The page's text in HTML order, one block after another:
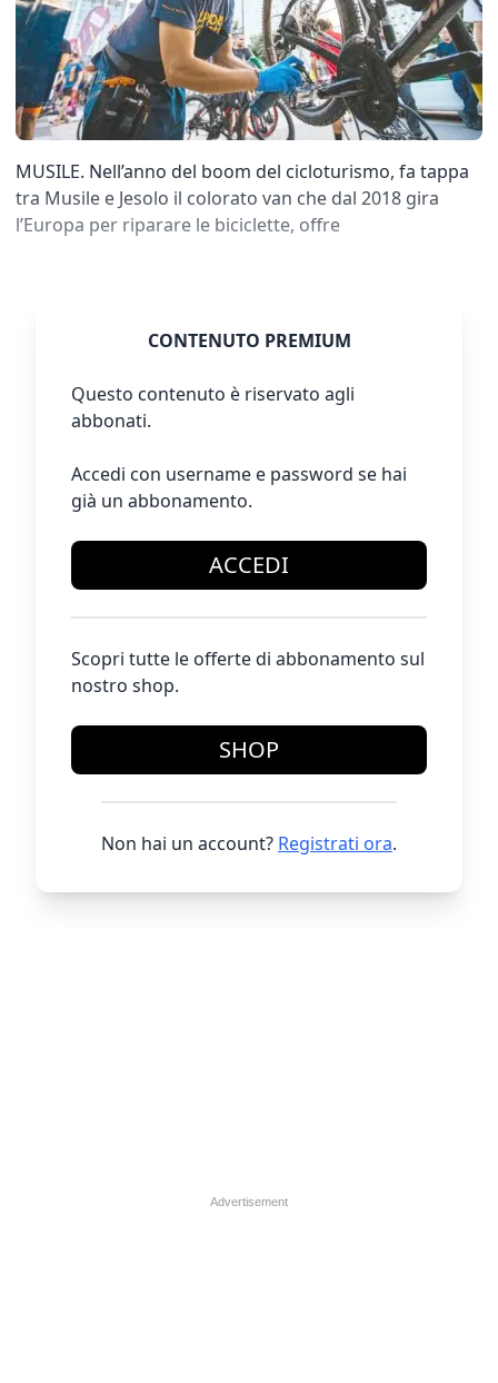
MUSILE. Nell’anno del boom del cicloturismo, fa tappa
tra Musile e Jesolo il colorato van che dal 2018 gira
l’Europa per riparare le biciclette, offre
CONTENUTO PREMIUM
Questo contenuto è riservato agli
abbonati.
Accedi con username e password se hai
già un abbonamento.
ACCEDI
Scopri tutte le offerte di abbonamento sul
nostro shop.
SHOP
Non hai un account? Registrati ora.